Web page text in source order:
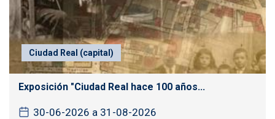
Ciudad Real (capital)
Exposición "Ciudad Real hace 100 años...
30-06-2026 a 31-08-2026